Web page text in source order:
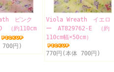
ピンク
（約110cm
700円)
Viola Wreath イエロ
ー AT829762-E （約
110cm幅×50cm）
770円(本体 700円)